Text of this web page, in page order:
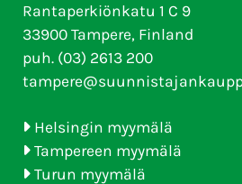
Rantaperkiönkatu 1 C 9
33900 Tampere, Finland
puh. (03) 2613 200
Helsingin myymälä
Tampereen myymälä
Turun myymälä